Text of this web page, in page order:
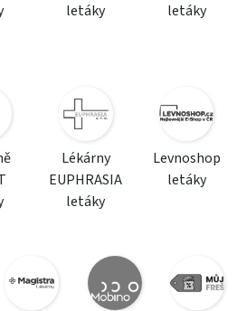
letáky
letáky
Lékárny
EUPHRASIA
letáky
Levnoshop
letáky